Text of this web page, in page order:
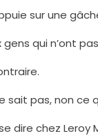
sur une
qui n’ont
pas, non ce
chez Leroy